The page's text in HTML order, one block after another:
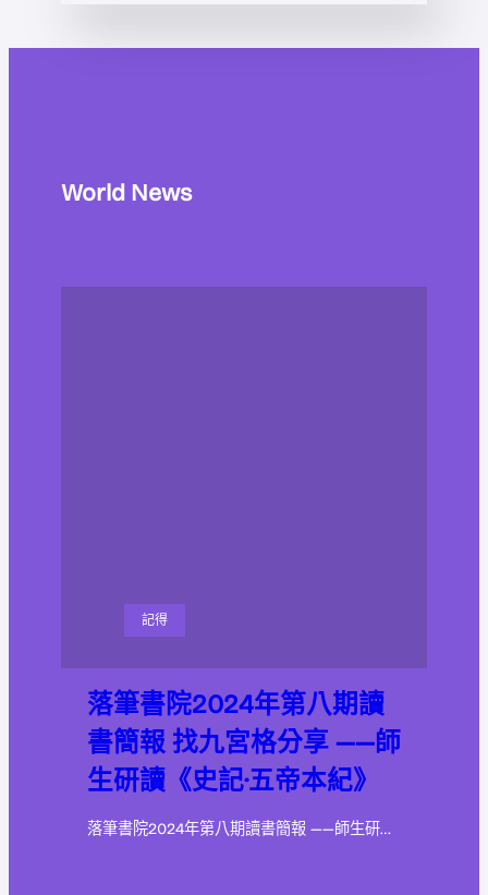
World News
記得
落筆書院2024年第八期讀
書簡報 找九宮格分享 ——師
生研讀《史記·五帝本紀》
落筆書院2024年第八期讀書簡報 ——師生研…